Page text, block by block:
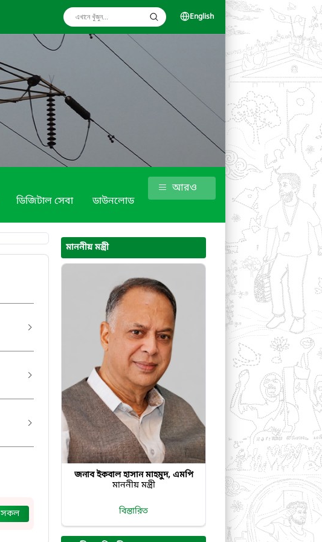
English
ডিজিটাল সেবা ডাউনলোড
আরও
সকল
মাননীয় মন্ত্রী
জনাব ইকবাল হাসান মাহমুদ, এমপি
মাননীয় মন্ত্রী
বিস্তারিত